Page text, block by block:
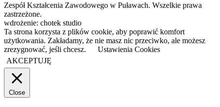
Zespół Kształcenia Zawodowego w Puławach. Wszelkie prawa
zastrzeżone.
wdrożenie: chotek studio
Ta strona korzysta z plików cookie, aby poprawić komfort
użytkowania. Zakładamy, że nie masz nic przeciwko, ale możesz
zrezygnować, jeśli chcesz.
Ustawienia Cookies
AKCEPTUJĘ
Close